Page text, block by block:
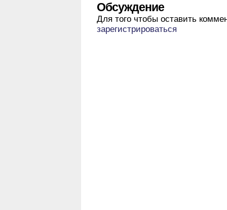
Обсуждение
Для того чтобы оставить
зарегистрироваться